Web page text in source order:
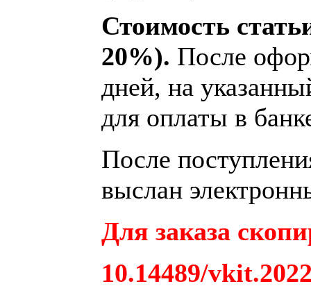
Стоимость
20%). После
дней, на
для оплаты в
После
выслан
Для заказа
10.14489/